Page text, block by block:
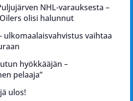
NHL-varauksesta –
olisi halunnut
ulkomaalaisvahvistus vaihtaa
hyökkääjän –
pelaaja”
ulos!